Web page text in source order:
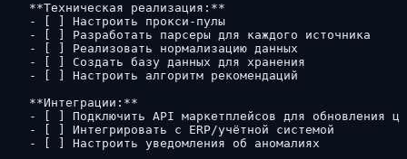
**Техническая реализация:**
- [ ] Настроить прокси-пулы
- [ ] Разработать парсеры для каждого источника
- [ ] Реализовать нормализацию данных
- [ ] Создать базу данных для хранения
- [ ] Настроить алгоритм рекомендаций
**Интеграции:**
- [ ] Подключить API маркетплейсов для обновления
- [ ] Интегрировать с ERP/учётной системой
- [ ] Настроить уведомления об аномалиях